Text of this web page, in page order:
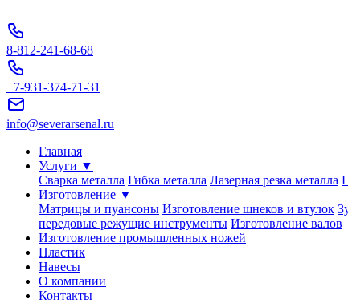
к
содержимому
8-812-241-68-68
+7-931-374-71-31
info@severarsenal.ru
Главная
Услуги ▼
Сварка металла Гибка металла Лазерная резка металла
Изготовление ▼
Матрицы и пуансоны Изготовление шнеков и втулок
передовые режущие инструменты Изготовление валов
Изготовление промышленных ножей
Пластик
Навесы
О компании
Контакты